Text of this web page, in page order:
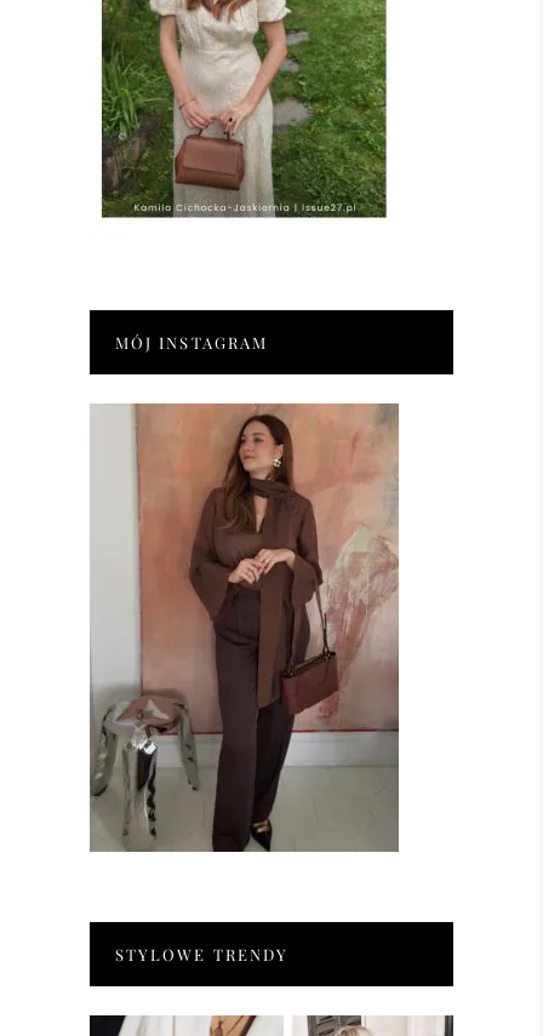
MÓJ INSTAGRAM
STYLOWE TRENDY